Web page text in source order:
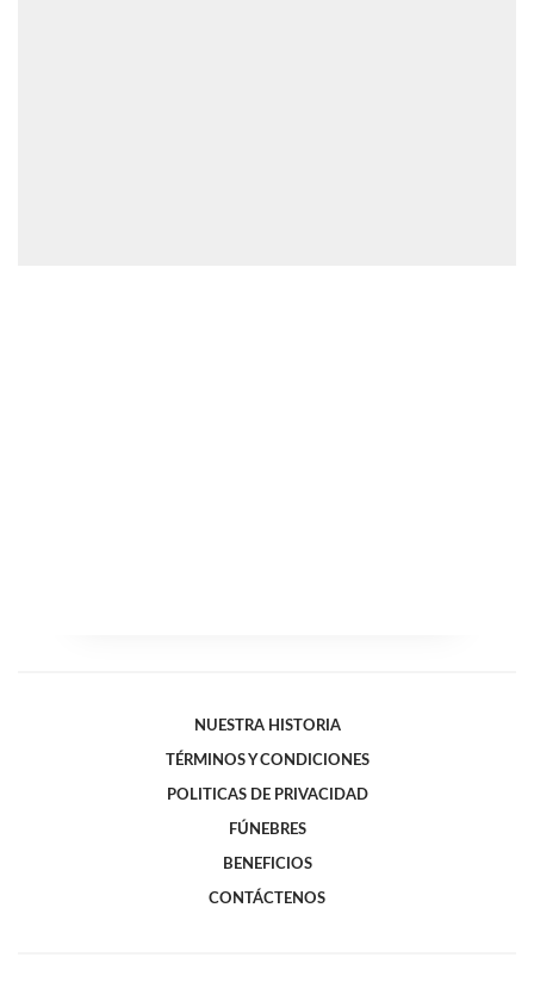
NUESTRA HISTORIA
TÉRMINOS Y CONDICIONES
POLITICAS DE PRIVACIDAD
FÚNEBRES
BENEFICIOS
CONTÁCTENOS